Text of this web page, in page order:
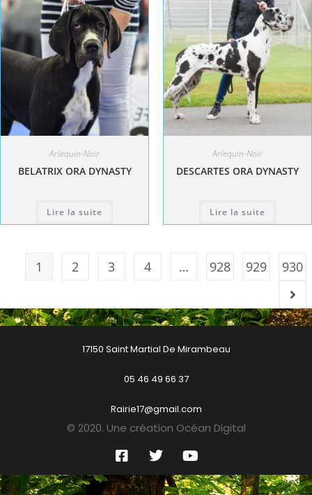
Arlequin-Noir
BELATRIX ORA DYNASTY
Lire la suite
Arlequin-Noir
DESCARTES ORA DYNASTY
Lire la suite
1 2 3 4 … 928 929 930
17150 Saint Martial De Mirambeau
05 46 49 66 37
Rairie17@gmail.com
© 2020. Une création Océan Digital